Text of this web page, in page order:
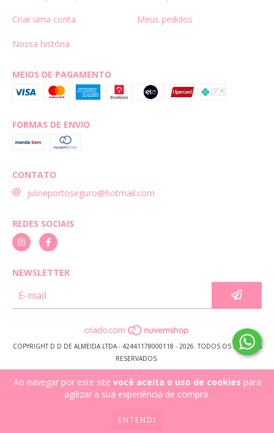
Ao navegar por este site você aceita o uso de cookies para
agilizar a sua experiência de compra.
ENTENDI
Criar uma conta Meus pedidos
Nossa história
MEIOS DE PAGAMENTO
FORMAS DE ENVIO
CONTATO
julineportoseguro@hotmail.com
REDES SOCIAIS
NEWSLETTER
COPYRIGHT D D DE ALMEIDA LTDA - 42441178000118 - 2026. TODOS OS DIREITOS
RESERVADOS.